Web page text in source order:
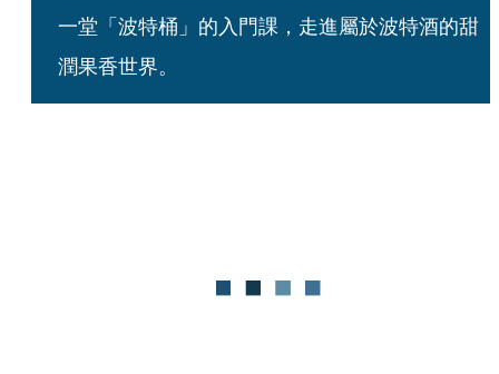
一堂「波特桶」的入門課，走進屬於波特酒的甜
潤果香世界。